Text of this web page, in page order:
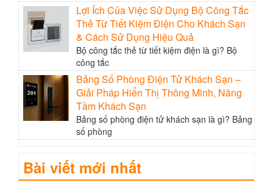
Lợi Ích Của Việc Sử Dụng Bộ Công Tắc
Thẻ Từ Tiết Kiệm Điện Cho Khách Sạn
& Cách Sử Dụng Hiệu Quả
Bộ công tắc thẻ từ tiết kiệm điện là gì? Bộ
công tắc
Bảng Số Phòng Điện Tử Khách Sạn –
Giải Pháp Hiển Thị Thông Minh, Nâng
Tầm Khách Sạn
Bảng số phòng điện tử khách sạn là gì? Bảng
số phòng
Bài viết mới nhất